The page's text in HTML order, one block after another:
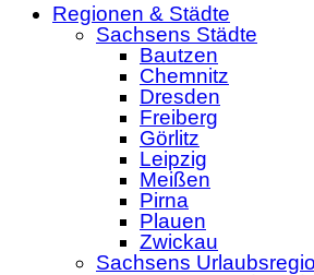
Regionen & Städte
Sachsens Städte
Bautzen
Chemnitz
Dresden
Freiberg
Görlitz
Leipzig
Meißen
Pirna
Plauen
Zwickau
Sachsens